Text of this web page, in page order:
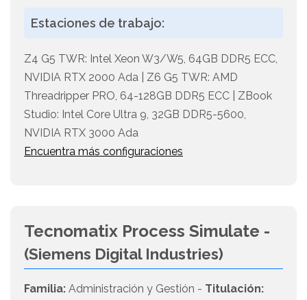
Estaciones de trabajo:
Z4 G5 TWR: Intel Xeon W3/W5, 64GB DDR5 ECC,
NVIDIA RTX 2000 Ada | Z6 G5 TWR: AMD
Threadripper PRO, 64-128GB DDR5 ECC | ZBook
Studio: Intel Core Ultra 9, 32GB DDR5-5600,
NVIDIA RTX 3000 Ada
Encuentra más configuraciones
Tecnomatix Process Simulate -
(Siemens Digital Industries)
Familia: Administración y Gestión - Titulación: